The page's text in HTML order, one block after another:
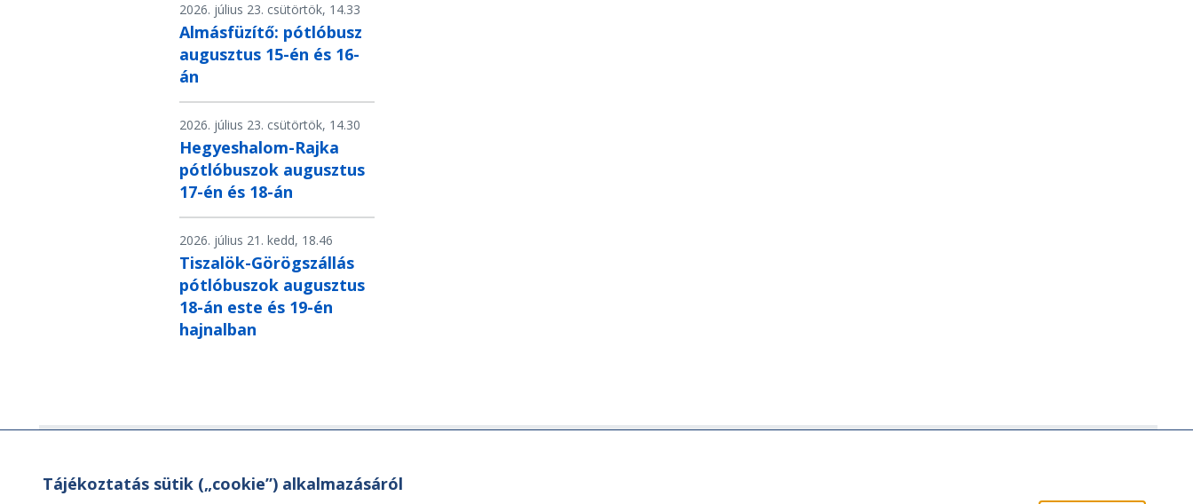
2026. július 23. csütörtök, 14.33
Almásfüzítő: pótlóbusz
augusztus 15-én és 16-
án
2026. július 23. csütörtök, 14.30
Hegyeshalom-Rajka
pótlóbuszok augusztus
17-én és 18-án
2026. július 21. kedd, 18.46
Tiszalök-Görögszállás
pótlóbuszok augusztus
18-án este és 19-én
hajnalban
Tájékoztatás sütik („cookie”) alkalmazásáról